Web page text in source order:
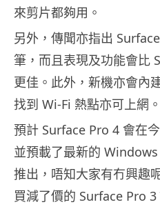
來剪片都夠用。
另外，傳聞亦指出
筆，而且表現及功能會比
更佳。此外，新機亦會內
找到 Wi-Fi 熱點亦可上網。
預計 Surface Pro 4 會在
並預載了最新的
推出，唔知大家有冇興趣
買減了價的 Surface Pro